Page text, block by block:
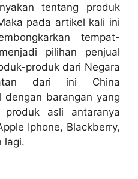
tentang produk
pada artikel kali ini
tempat-
pilihan penjual
produk dari Negara
dari ini China
dengan barangan yang
asli antaranya
Iphone, Blackberry,
lagi.